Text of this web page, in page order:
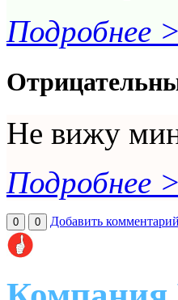
Подробнее
Не вижу
Подробнее
0 0 Добавить комментарий